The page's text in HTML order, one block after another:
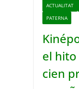
ACTUALITAT
PATERNA
el
cien